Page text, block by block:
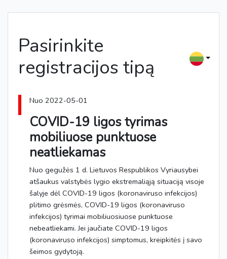
Pasirinkite
registracijos tipą
Nuo 2022-05-01
COVID-19 ligos tyrimas
mobiliuose punktuose
neatliekamas
Nuo gegužės 1 d. Lietuvos Respublikos Vyriausybei
atšaukus valstybės lygio ekstremaliąją situaciją visoje
šalyje dėl COVID-19 ligos (koronaviruso infekcijos)
plitimo grėsmės, COVID-19 ligos (koronaviruso
infekcijos) tyrimai mobiliuosiuose punktuose
nebeatliekami. Jei jaučiate COVID-19 ligos
(koronaviruso infekcijos) simptomus, kreipkitės į savo
šeimos gydytoją.